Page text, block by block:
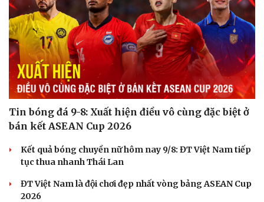
Tin bóng đá 9-8: Xuất hiện điều vô cùng đặc biệt ở
bán kết ASEAN Cup 2026
Kết quả bóng chuyền nữ hôm nay 9/8: ĐT Việt Nam tiếp
tục thua nhanh Thái Lan
ĐT Việt Nam là đội chơi đẹp nhất vòng bảng ASEAN Cup
2026